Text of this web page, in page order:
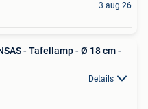
3 aug 26
- Tafellamp - Ø 18 cm -
Details